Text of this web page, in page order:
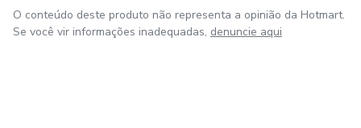
O conteúdo deste produto não representa a opinião da Hotmart.
Se você vir informações inadequadas, denuncie aqui